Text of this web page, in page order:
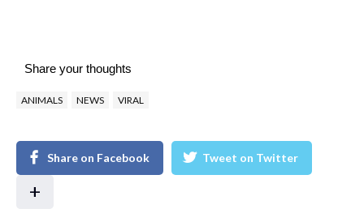
Share your thoughts
ANIMALS NEWS VIRAL
Share on Facebook Tweet on Twitter
+